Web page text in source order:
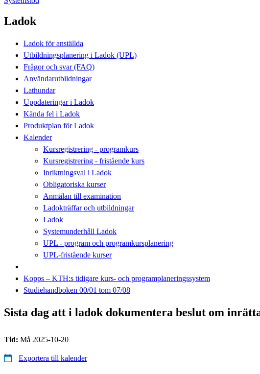
Ladok
Ladok för anställda
Utbildningsplanering i Ladok (UPL)
Frågor och svar (FAQ)
Användarutbildningar
Lathundar
Uppdateringar i Ladok
Kända fel i Ladok
Produktplan för Ladok
Kalender
Kursregistrering - programkurs
Kursregistrering - fristående kurs
Inriktningsval i Ladok
Obligatoriska kurser
Anmälan till examination
Ladokträffar och utbildningar
Ladok
Systemunderhåll Ladok
UPL - program och programkursplanering
UPL-fristående kurser
Kopps – KTH:s tidigare kurs- och programplaneringssystem
Studiehandboken 00/01 tom 07/08
Sista dag att i ladok dokumentera beslut om
Tid: Må 2025-10-20
Exportera till kalender